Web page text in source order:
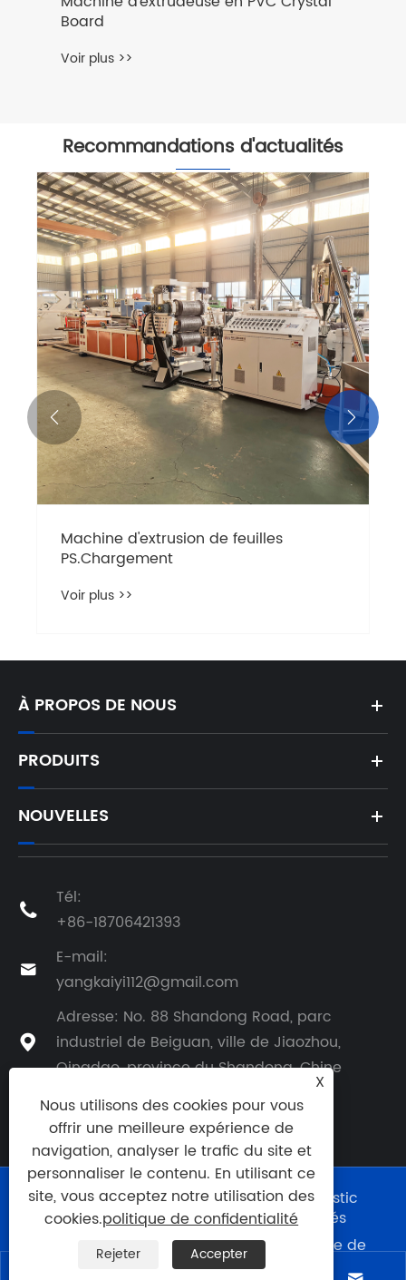
Board
Voir plus >>
Recommandations d'actualités
Machine d'extrusion de feuilles
PS.Chargement
Voir plus >>
 
À PROPOS DE NOUS
PRODUITS
NOUVELLES

Tél:
+86-18706421393

E-mail:
yangkaiyi112@gmail.com

Adresse: No. 88 Shandong Road, parc
industriel de Beiguan, ville de Jiaozhou,
Qingdao, province du Shandong, Chine
Copyright © 2025 Qingdao Eaststar Plastic
Machinery Co., Ltd. Tous droits réservés
Sitemap RSS | XML |
politique de
confidentialité |
X
Nous utilisons des cookies pour vous
offrir une meilleure expérience de
navigation, analyser le trafic du site et
personnaliser le contenu. En utilisant ce
site, vous acceptez notre utilisation des
cookies.politique de confidentialité
Rejeter Accepter